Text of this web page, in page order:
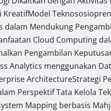
KreatifModel
dalam Mendukung
Cloud Computing
Pengambilan
Analytics menggunakan
ArchitectureStrategi
Perspektif Tata Kelola
Mapping berbasis